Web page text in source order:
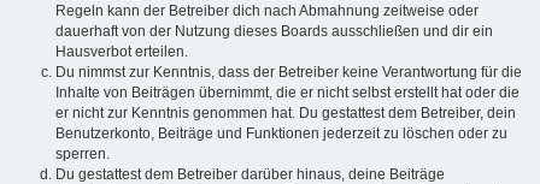
Regeln kann der Betreiber dich nach Abmahnung zeitweise oder
dauerhaft von der Nutzung dieses Boards ausschließen und dir ein
Hausverbot erteilen.
Du nimmst zur Kenntnis, dass der Betreiber keine Verantwortung für die
Inhalte von Beiträgen übernimmt, die er nicht selbst erstellt hat oder die
er nicht zur Kenntnis genommen hat. Du gestattest dem Betreiber, dein
Benutzerkonto, Beiträge und Funktionen jederzeit zu löschen oder zu
sperren.
Du gestattest dem Betreiber darüber hinaus, deine Beiträge